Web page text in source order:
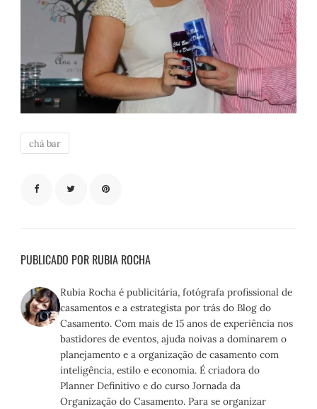
chá bar
PUBLICADO POR RUBIA ROCHA
Rubia Rocha é publicitária, fotógrafa profissional de
casamentos e a estrategista por trás do Blog do
Casamento. Com mais de 15 anos de experiência nos
bastidores de eventos, ajuda noivas a dominarem o
planejamento e a organização de casamento com
inteligência, estilo e economia. É criadora do
Planner Definitivo e do curso Jornada da
Organização do Casamento. Para se organizar